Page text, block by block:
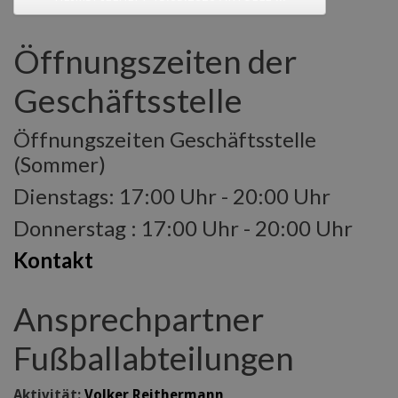
Öffnungszeiten der
Geschäftsstelle
Öffnungszeiten Geschäftsstelle
(Sommer)
Dienstags: 17:00 Uhr - 20:00 Uhr
Donnerstag : 17:00 Uhr - 20:00 Uhr
Kontakt
Ansprechpartner
Fußballabteilungen